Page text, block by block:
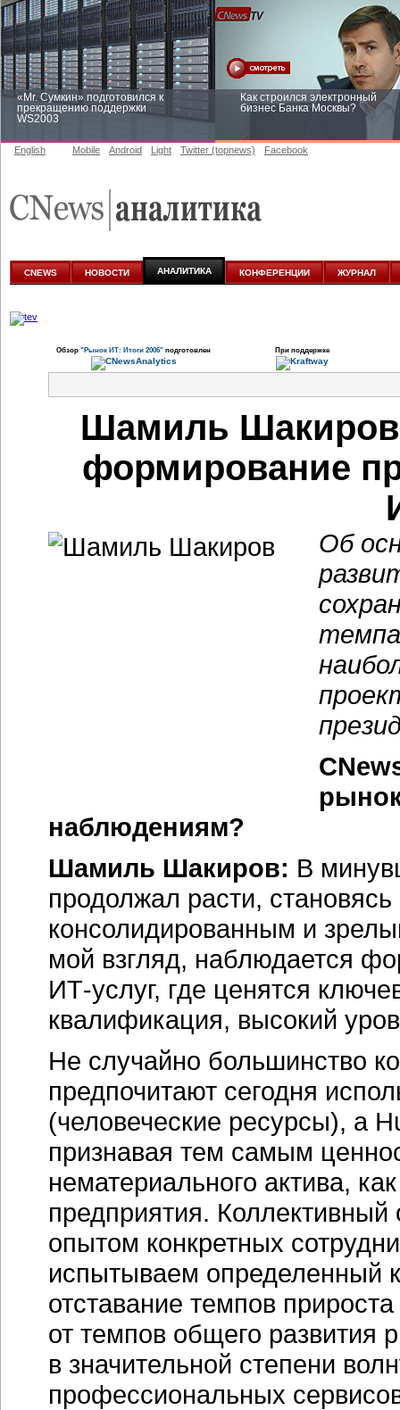
«Mr. Сумкин» подготовился к
прекращению поддержки
WS2003
Как строился электронный
бизнес Банка Москвы?
аналитике
English Mobile Android Light Twitter (topnews) Facebook
CNEWS НОВОСТИ АНАЛИТИКА КОНФЕРЕНЦИИ ЖУРНАЛ
Обзор "Рынок ИТ: Итоги 2006" подготовлен При поддержке
Шамиль
формирование
Об
наблюдениям?
Шамиль Шакиров: В
продолжал расти,
консолидированным и
мой взгляд, наблюдается
ИТ-услуг, где ценятся
квалификация, высокий
Не случайно большинство
предпочитают сегодня
(человеческие ресурсы), а
признавая тем самым
нематериального актива,
предприятия.
опытом конкретных
испытываем определенный
отставание темпов
от темпов общего развития
в значительной степени
профессиональных